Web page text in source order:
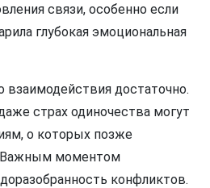
связи, особенно если
глубокая эмоциональная
взаимодействия достаточно.
страх одиночества могут
о которых позже
Важным моментом
конфликтов.